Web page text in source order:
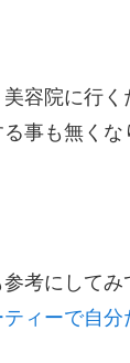
容院に行
事も無くな
参考にして
ィーで自